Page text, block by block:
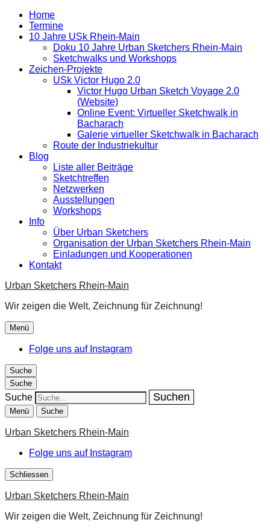
Home
Termine
10 Jahre USk Rhein-Main
Doku 10 Jahre Urban Sketchers Rhein-Main
Sketchwalks und Workshops
Zeichen-Projekte
USk Victor Hugo 2.0
Victor Hugo Urban Sketch Voyage 2.0
(Website)
Online Event: Virtueller Sketchwalk in
Bacharach
Galerie virtueller Sketchwalk in Bacharach
Route der Industriekultur
Blog
Liste aller Beiträge
Sketchtreffen
Netzwerken
Ausstellungen
Workshops
Info
Über Urban Sketchers
Organisation der Urban Sketchers Rhein-Main
Einladungen und Kooperationen
Kontakt
Urban Sketchers Rhein-Main
Wir zeigen die Welt, Zeichnung für Zeichnung!
Menü
Folge uns auf Instagram
Suche
Suche
Suche
Menü Suche
Urban Sketchers Rhein-Main
Folge uns auf Instagram
Schliessen
Urban Sketchers Rhein-Main
Wir zeigen die Welt, Zeichnung für Zeichnung!